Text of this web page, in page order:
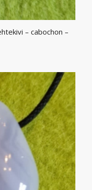
– cabochon –